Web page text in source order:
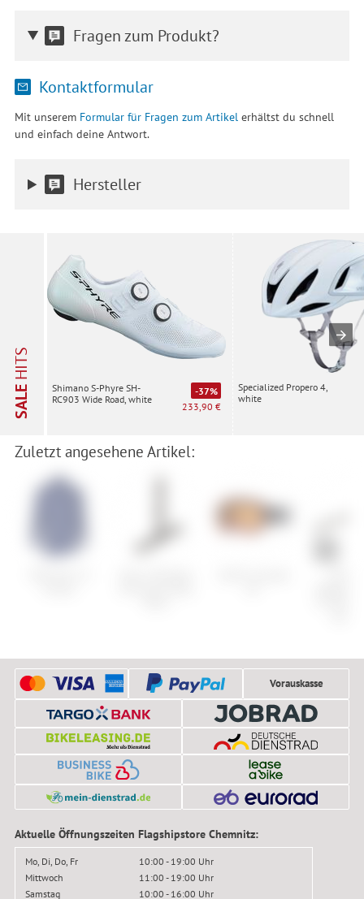
Fragen zum Produkt?
Kontaktformular
Mit unserem Formular für Fragen zum Artikel erhältst du schnell
und einfach deine Antwort.
Hersteller
SALE
HITS
Shimano S-Phyre SH-
RC903 Wide Road, white
-37%
233,90 €
Specialized Propero 4,
white
Zuletzt angesehene Artikel:
Vorauskasse
Aktuelle Öffnungszeiten Flagshipstore Chemnitz:
Mo, Di, Do, Fr
10:00 - 19:00 Uhr
Mittwoch
11:00 - 19:00 Uhr
Samstag
10:00 - 16:00 Uhr